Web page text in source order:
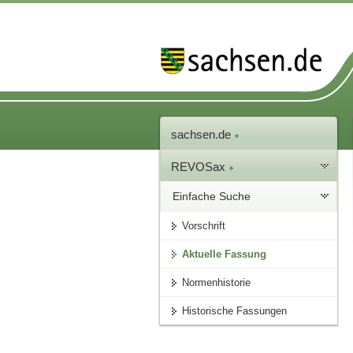
sachsen.de
REVOSax
Einfache Suche
Vorschrift
Aktuelle Fassung
Normenhistorie
Historische Fassungen